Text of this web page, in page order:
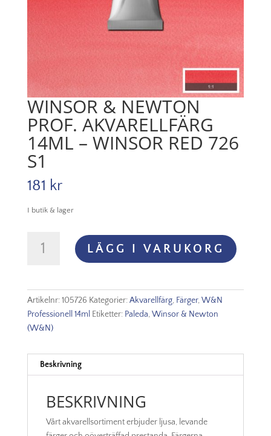
WINSOR & NEWTON
PROF. AKVARELLFÄRG
14ML – WINSOR RED 726
S1
181 kr
I butik & lager
AKVARELLFÄRG
14ml
–
S1
LÄGG I VARUKORG
Artikelnr:105726 Kategorier:Akvarellfärg, Färger,W&N
Professionell 14ml Etiketter: Paleda,Winsor & Newton
(W&N)
Beskrivning
BESKRIVNING
Vårt akvarellsortiment erbjuder ljusa, levande